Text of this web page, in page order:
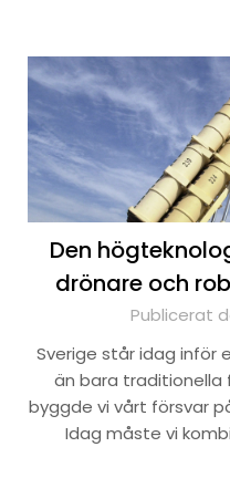
Den
drönare och
Publicerat
Sverige står idag inför
än bara traditionella
byggde vi vårt försvar
Idag måste vi